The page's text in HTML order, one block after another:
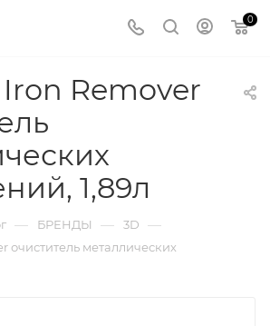
0
Remover
1,89л
— БРЕНДЫ — 3D —
очиститель металлических